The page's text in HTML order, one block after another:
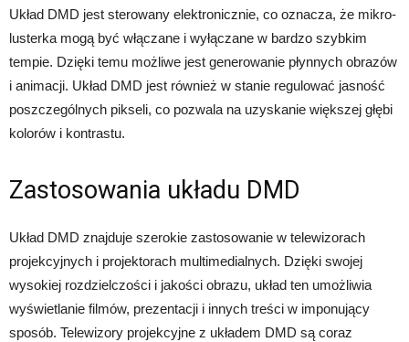
Układ DMD jest sterowany elektronicznie, co oznacza, że mikro-
lusterka mogą być włączane i wyłączane w bardzo szybkim
tempie. Dzięki temu możliwe jest generowanie płynnych obrazów
i animacji. Układ DMD jest również w stanie regulować jasność
poszczególnych pikseli, co pozwala na uzyskanie większej głębi
kolorów i kontrastu.
Zastosowania układu DMD
Układ DMD znajduje szerokie zastosowanie w telewizorach
projekcyjnych i projektorach multimedialnych. Dzięki swojej
wysokiej rozdzielczości i jakości obrazu, układ ten umożliwia
wyświetlanie filmów, prezentacji i innych treści w imponujący
sposób. Telewizory projekcyjne z układem DMD są coraz